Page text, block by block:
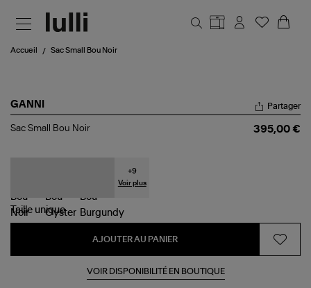
Accueil Sac Small Bou Noir
GANNI
Sac
Partager
Sac Small Bou Noir 395,00 €
+9
Voir plus
Taille unique
AJOUTER AU PANIER
VOIR DISPONIBILITÉ EN BOUTIQUE